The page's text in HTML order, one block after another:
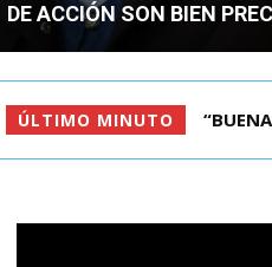
DE ACCIÓN SON BIEN
ÚLTIMO MINUTO